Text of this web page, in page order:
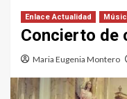
Enlace Actualidad
Concierto de
Maria Eugenia Montero